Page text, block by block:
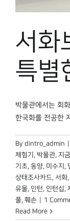
서화
특별
박물관에서는 회
한국화를 전공한
By dintro_admin
체험기
박물관, 지금
기초 동양 미수지
상태조사카드 서화
유물 인턴 인턴십
풀 훼손
1
Read More